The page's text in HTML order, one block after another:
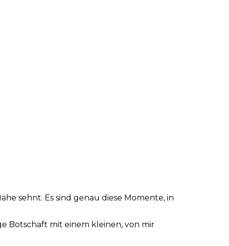
sehnt. Es sind genau diese Momente, in
Botschaft mit einem kleinen, von mir